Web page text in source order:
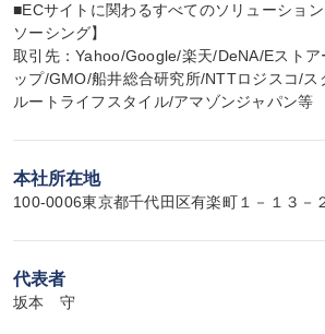
■ECサイトに関わるすべてのソリューショ
ソーシング】
取引先：Yahoo/Google/楽天/DeNA/Eストア
ップ/GMO/船井総合研究所/NTTロジスコ/ス
ルートライフスタイル/アマゾンジャパン等
本社所在地
100-0006東京都千代田区有楽町１－１３－
代表者
坂本　守